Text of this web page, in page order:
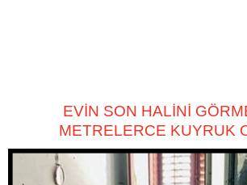
EVİN SON HALİNİ
METRELERCE KUYRUK